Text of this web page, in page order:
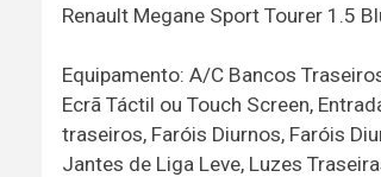
Renault Megane Sport Tourer 1.5
Equipamento: A/C Bancos
Ecrã Táctil ou Touch Screen,
traseiros, Faróis Diurnos, Faróis
Jantes de Liga Leve, Luzes